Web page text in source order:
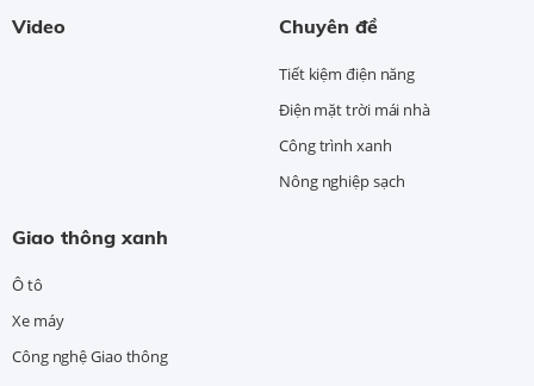
Video Chuyên đề
Tiết kiệm điện năng
Điện mặt trời mái nhà
Công trình xanh
Nông nghiệp sạch
Giao thông xanh
Ô tô
Xe máy
Công nghệ Giao thông